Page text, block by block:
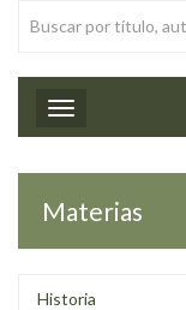
Toggle navigation
Materias
Historia